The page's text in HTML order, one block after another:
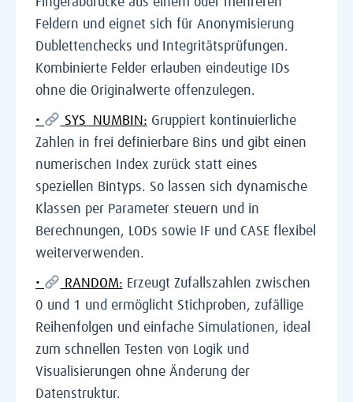
Feldern und eignet sich für Anonymisierung
Dublettenchecks und Integritätsprüfungen.
Kombinierte Felder erlauben eindeutige IDs
ohne die Originalwerte offenzulegen.
• SYS_NUMBIN: Gruppiert kontinuierliche
Zahlen in frei definierbare Bins und gibt einen
numerischen Index zurück statt eines
speziellen Bintyps. So lassen sich dynamische
Klassen per Parameter steuern und in
Berechnungen, LODs sowie IF und CASE flexibel
weiterverwenden.
• RANDOM: Erzeugt Zufallszahlen zwischen
0 und 1 und ermöglicht Stichproben, zufällige
Reihenfolgen und einfache Simulationen, ideal
zum schnellen Testen von Logik und
Visualisierungen ohne Änderung der
Datenstruktur.